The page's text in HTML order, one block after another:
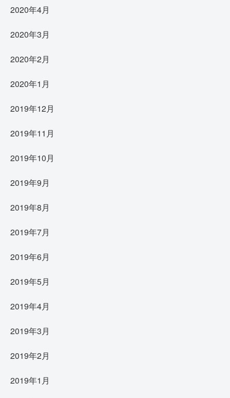
2020年4月
2020年3月
2020年2月
2020年1月
2019年12月
2019年11月
2019年10月
2019年9月
2019年8月
2019年7月
2019年6月
2019年5月
2019年4月
2019年3月
2019年2月
2019年1月